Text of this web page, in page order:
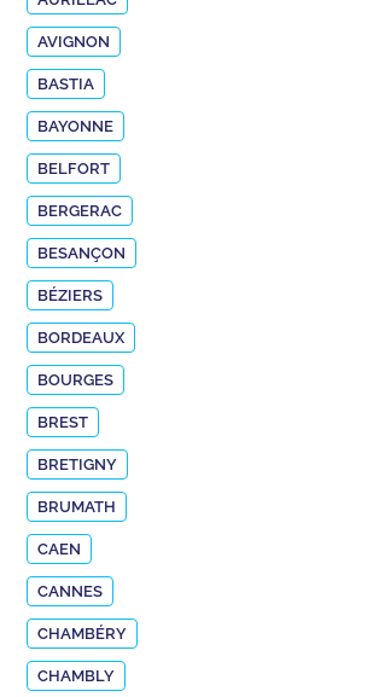
AVIGNON
BASTIA
BAYONNE
BELFORT
BERGERAC
BESANÇON
BÉZIERS
BORDEAUX
BOURGES
BREST
BRETIGNY
BRUMATH
CAEN
CANNES
CHAMBÉRY
CHAMBLY